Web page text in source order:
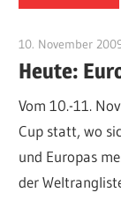
10. November
Heute:
Vom 10.-11.
Cup statt, wo
und Europas
der